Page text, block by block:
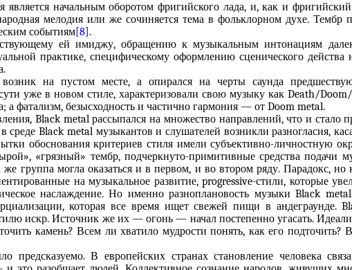
является начальным оборотом фригийского лада, и, как и
мелодия или же сочиняется тема в фольклорном духе. Тембр
событиям[8] .
ей имиджу, обращению к музыкальным интонациям
практике, специфическому оформлению сценического
на пустом месте, а опирался на черты саунда
уже в новом стиле, характеризовали свою музыку как Death/
а фатализм, безысходность и частично гармония — от Doom metal.
Black metal рассыпался на множество направлений, что и
в среде Black metal музыкантов и слушателей возникли разногласия,
обоснования критериев стиля имели субъективно-личностную
«грязный» тембр, подчеркнуто-примитивные средства подачи
группа могла оказаться и в первом, и во втором ряду. Парадокс,
на музыкальное развитие, progressive-стили, которые
наслаждение. Но именно разноплановость музыки Black
которая все время ищет свежей пищи в андеграунде.
искр. Источник же их — огонь — начал постепенно угасать.
камень? Всем ли хватило мудрости понять, как его
предсказуемо. В европейских странах становление человека